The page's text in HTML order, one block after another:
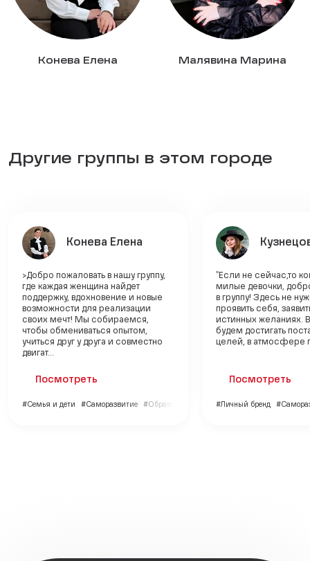
Конева Елена Малявина Марина
Другие группы в этом городе
Конева Елена
>Добро пожаловать в нашу группу,
где каждая женщина найдет
поддержку, вдохновение и новые
возможности для реализации
своих мечт! Мы собираемся,
чтобы обмениваться опытом,
учиться друг у друга и совместно
двигат...
Посмотреть
#Семья и дети #Саморазвитие #Образование
"Если не сейчас,то
милые девочки,
в группу! Здесь не
проявить себя,
истинных желаниях.
будем достигать
целей, в атмосфере
Посмотреть
#Личный бренд